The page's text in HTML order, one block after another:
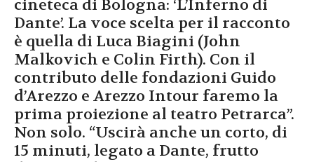
cineteca di Bologna: ‘L’Inferno di
Dante’. La voce scelta per il racconto
è quella di Luca Biagini (John
Malkovich e Colin Firth). Con il
contributo delle fondazioni Guido
d’Arezzo e Arezzo Intour faremo la
prima proiezione al teatro Petrarca”.
Non solo. “Uscirà anche un corto, di
15 minuti, legato a Dante, frutto